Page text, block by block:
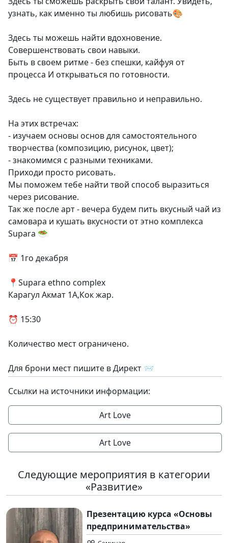
узнать, как именно ты любишь рисовать🎨
Здесь ты можешь найти вдохновение.
Совершенствовать свои навыки.
Быть в своем ритме - без спешки, кайфуя от
процесса И открываться по готовности.
Здесь не существует правильно и неправильно.
На этих встречах:
- изучаем основы основ для самостоятельного
творчества (композицию, рисунок, цвет);
- знакомимся с разными техниками.
Приходи просто рисовать.
Мы поможем тебе найти твой способ выразиться
через рисование.
Так же после арт - вечера будем пить вкусный чай из
самовара и кушать вкусности от этно комплекса
Supara 🥗
📅 1го декабря
📍Supara ethno complex
Карагул Акмат 1А,Кок жар.
⏰ 15:30
Количество мест ограничено.
Для брони мест пишите в Директ 📨
Ссылки на источники информации:
Art Love
Art Love
Следующие мероприятия в категории
«Развитие»
Презентацию курса «Основы
предпринимательства»